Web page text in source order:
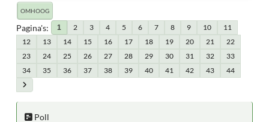
OMHOOG
Pagina's 1 2 3 4 5 6 7 8 9 10
11
12
13 14 15 16 17 18 19 20 21
22
23
24 25 26 27 28 29 30 31 32
33
34
35 36 37 38 39 40 41 42 43 44
Poll